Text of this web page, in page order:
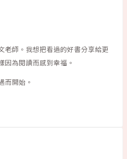
老師。我想把看過的好書分享給更
因為閱讀而感到幸福。
而開始。